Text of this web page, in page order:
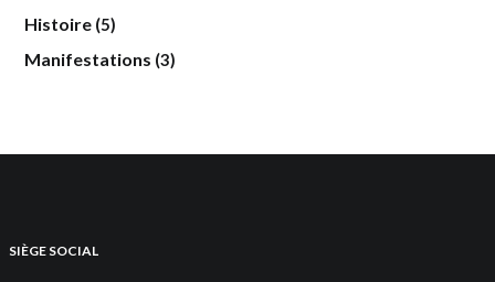
Histoire (5)
Manifestations (3)
SIÈGE SOCIAL